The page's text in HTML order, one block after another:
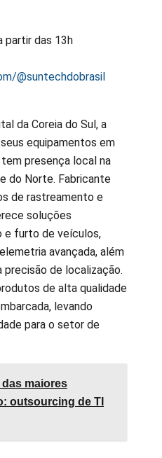
partir das 13h
@suntechdobrasil
da Coreia do Sul, a
equipamentos em
presença local na
do Norte. Fabricante
de rastreamento e
soluções
e furto de veículos,
avançada, além
de localização.
de alta qualidade
levando
para o setor de
das maiores
outsourcing de TI